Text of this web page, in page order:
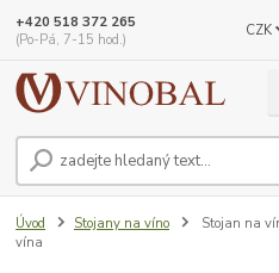
CZK
+420 518 372 265
(Po-Pá, 7-15 hod.)
Úvod Stojany na víno
Stojan na
vína